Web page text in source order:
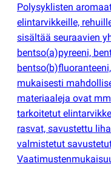
Polysyklisten
elintarvikkeille,
sisältää seuraavien
bentso(a)pyreeni,
bentso(
mukaisesti
materiaaleja ovat
tarkoitetut
rasvat, savustettu
valmistetut